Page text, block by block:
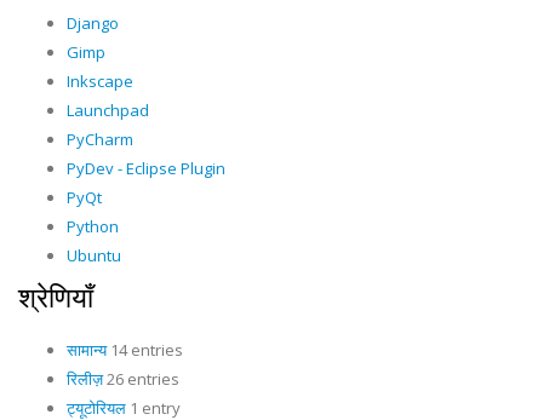
Django
Gimp
Inkscape
Launchpad
PyCharm
PyDev - Eclipse Plugin
PyQt
Python
Ubuntu
श्रेणियाँ
सामान्य14 entries
रिलीज़26 entries
ट्यूटोरियल 1 entry